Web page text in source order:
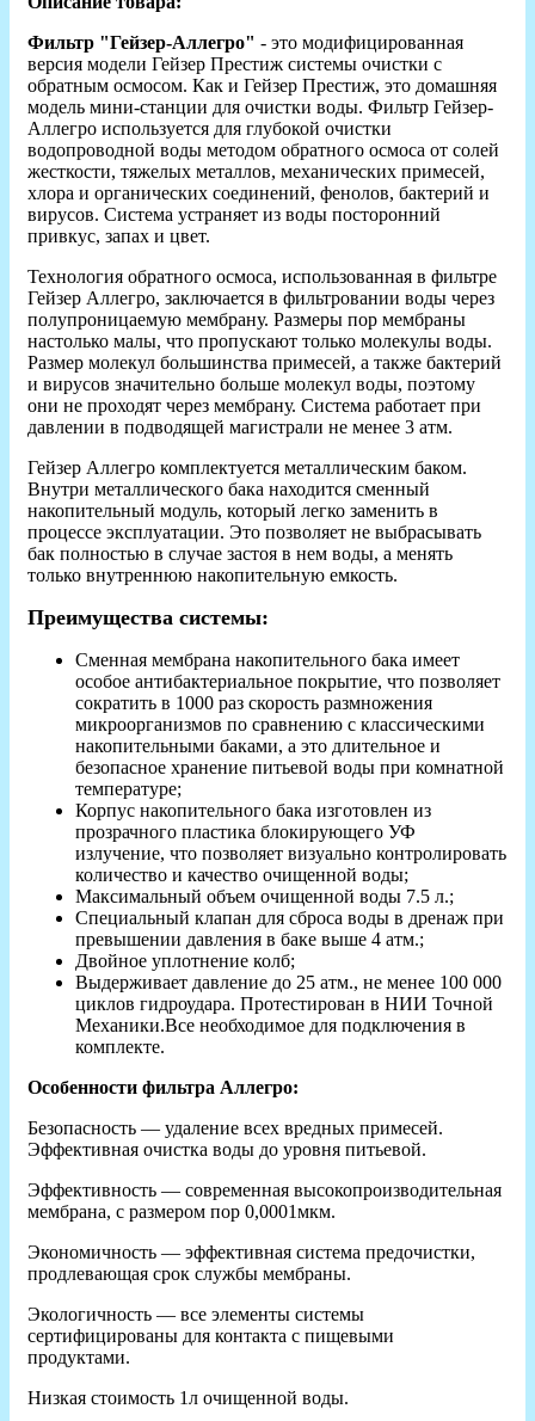
Фильтр "Гейзер-Аллегро" - это модифицированная
версия модели Гейзер Престиж системы очистки с
обратным осмосом. Как и Гейзер Престиж, это домашняя
модель мини-станции для очистки воды. Фильтр Гейзер-
Аллегро используется для глубокой очистки
водопроводной воды методом обратного осмоса от солей
жесткости, тяжелых металлов, механических примесей,
хлора и органических соединений, фенолов, бактерий и
вирусов. Система устраняет из воды посторонний
привкус, запах и цвет.
Технология обратного осмоса, использованная в фильтре
Гейзер Аллегро, заключается в фильтровании воды через
полупроницаемую мембрану. Размеры пор мембраны
настолько малы, что пропускают только молекулы воды.
Размер молекул большинства примесей, а также бактерий
и вирусов значительно больше молекул воды, поэтому
они не проходят через мембрану. Система работает при
давлении в подводящей магистрали не менее 3 атм.
Гейзер Аллегро комплектуется металлическим баком.
Внутри металлического бака находится сменный
накопительный модуль, который легко заменить в
процессе эксплуатации. Это позволяет не выбрасывать
бак полностью в случае застоя в нем воды, а менять
только внутреннюю накопительную емкость.
Преимущества системы:
Сменная мембрана накопительного бака имеет
особое антибактериальное покрытие, что позволяет
сократить в 1000 раз скорость размножения
микроорганизмов по сравнению с классическими
накопительными баками, а это длительное и
безопасное хранение питьевой воды при комнатной
температуре;
Корпус накопительного бака изготовлен из
прозрачного пластика блокирующего УФ
излучение, что позволяет визуально контролировать
количество и качество очищенной воды;
Максимальный объем очищенной воды 7.5 л.;
Специальный клапан для сброса воды в дренаж при
превышении давления в баке выше 4 атм.;
Двойное уплотнение колб;
Выдерживает давление до 25 атм., не менее 100 000
циклов гидроудара. Протестирован в НИИ Точной
Механики.Все необходимое для подключения в
комплекте.
Особенности фильтра Аллегро:
Безопасность — удаление всех вредных примесей.
Эффективная очистка воды до уровня питьевой.
Эффективность — современная высокопроизводительная
мембрана, с размером пор 0,0001мкм.
Экономичность — эффективная система предочистки,
продлевающая срок службы мембраны.
Экологичность — все элементы системы
сертифицированы для контакта с пищевыми
продуктами.
Низкая стоимость 1л очищенной воды.